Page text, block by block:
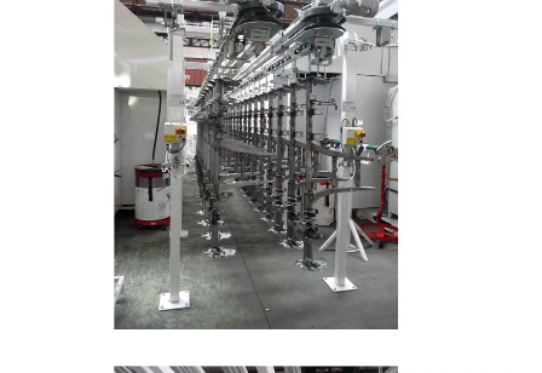
Double transfert opérateur vers ilot robotisé